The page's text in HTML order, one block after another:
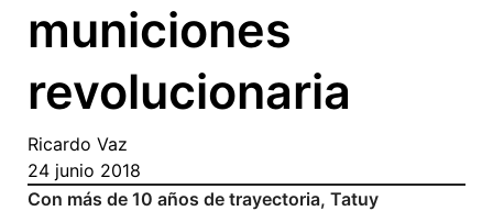
municiones
revolucionaria
Ricardo Vaz
24 junio 2018
Con más de 10 años de trayectoria, Tatuy